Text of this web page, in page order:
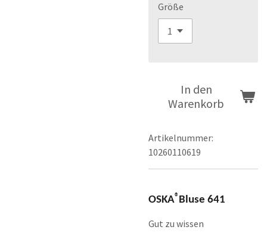
Größe
In den
Warenkorb
Artikelnummer:
10260110619
OSKA® Bluse 641
Gut zu wissen